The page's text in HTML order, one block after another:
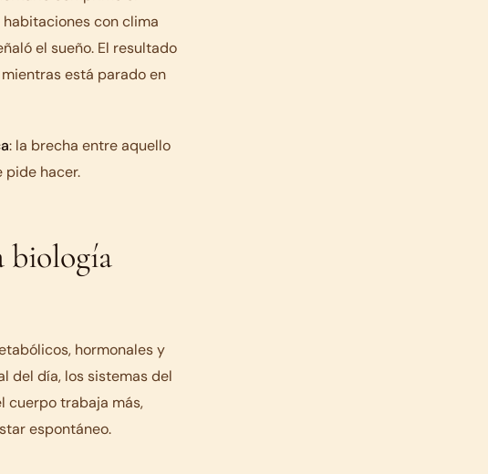
con clima
el sueño. El resultado
está parado en
: la brecha entre aquello
pide hacer.
biología
hormonales y
del día, los sistemas del
cuerpo trabaja más,
espontáneo.